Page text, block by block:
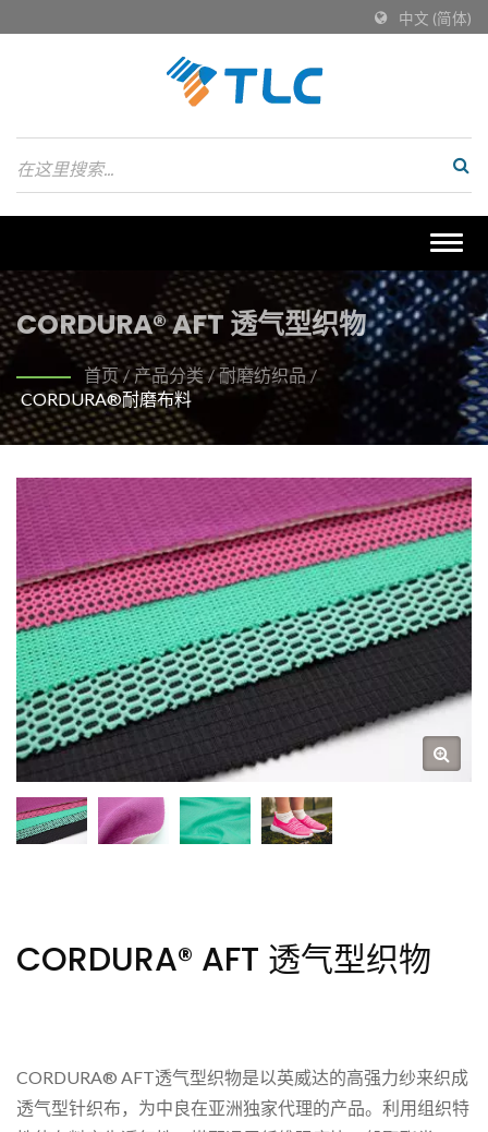
中文 (简体)
CORDURA® AFT 透气型织物
首页 / 产品分类 / 耐磨纺织品 /
CORDURA®耐磨布料
CORDURA® AFT 透气型织物
CORDURA® AFT透气型织物是以英威达的高强力纱来织成
透气型针织布，为中良在亚洲独家代理的产品。利用组织特